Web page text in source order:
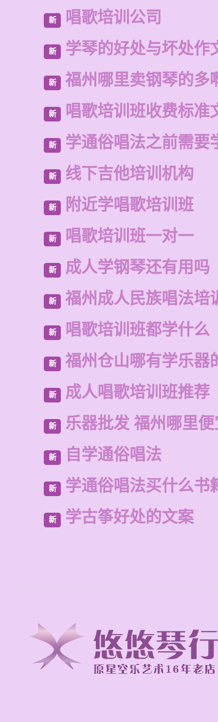
新 唱歌培训公司
新 学琴的好处与坏处作
新 福州哪里卖钢琴的多
新 唱歌培训班收费标准
新 学通俗唱法之前需要
新 线下吉他培训机构
新 附近学唱歌培训班
新 唱歌培训班一对一
新 成人学钢琴还有用吗
新 福州成人民族唱法培
新 唱歌培训班都学什么
新 福州仓山哪有学乐器
新 成人唱歌培训班推荐
新 乐器批发 福州哪里
新 自学通俗唱法
新 学通俗唱法买什么书
新 学古筝好处的文案